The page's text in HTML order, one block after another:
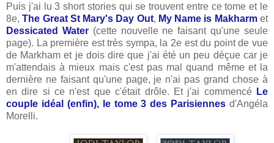
Puis j'ai lu 3 short stories qui se trouvent entre ce tome et le
8e,The Great St Mary's Day Out, My Name is Makharmet
Dessicated Water(cette nouvelle ne faisant qu'une seule
page). La première est très sympa, la 2e est du point de vue
de Markham et je dois dire que j'ai été un peu déçue car je
m'attendais à mieux mais c'est pas mal quand même et la
dernière ne faisant qu'une page, je n'ai pas grand chose à
en dire si ce n'est que c'était drôle. Et j'ai commencé Le
couple idéal (enfin), le tome 3 des Parisiennes d'Angéla
Morelli.